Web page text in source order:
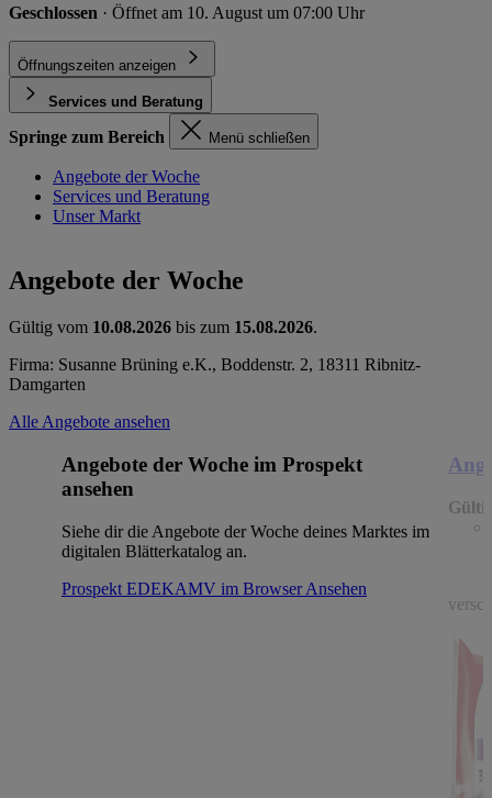
Geschlossen · Öffnet am 10. August um 07:00 Uhr
Öffnungszeiten anzeigen
Services und Beratung
Springe zum Bereich Menü schließen
Angebote der Woche
Services und Beratung
Unser Markt
Angebote der Woche
Gültig vom 10.08.2026 bis zum 15.08.2026.
Firma: Susanne Brüning e.K., Boddenstr. 2, 18311 Ribnitz-
Damgarten
Alle Angebote ansehen
Angebote der Woche im Prospekt
ansehen
Siehe dir die Angebote der Woche deines Marktes im
digitalen Blätterkatalog an.
Prospekt EDEKAMV im BrowserAnsehen